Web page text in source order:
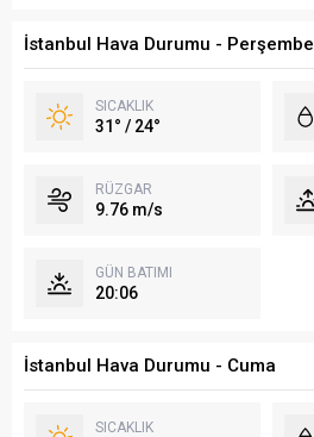
İstanbul Hava Durumu - Perşembe
SICAKLIK
31° / 24°
RÜZGAR
9.76 m/s
GÜN BATIMI
20:06
İstanbul Hava Durumu - Cuma
SICAKLIK